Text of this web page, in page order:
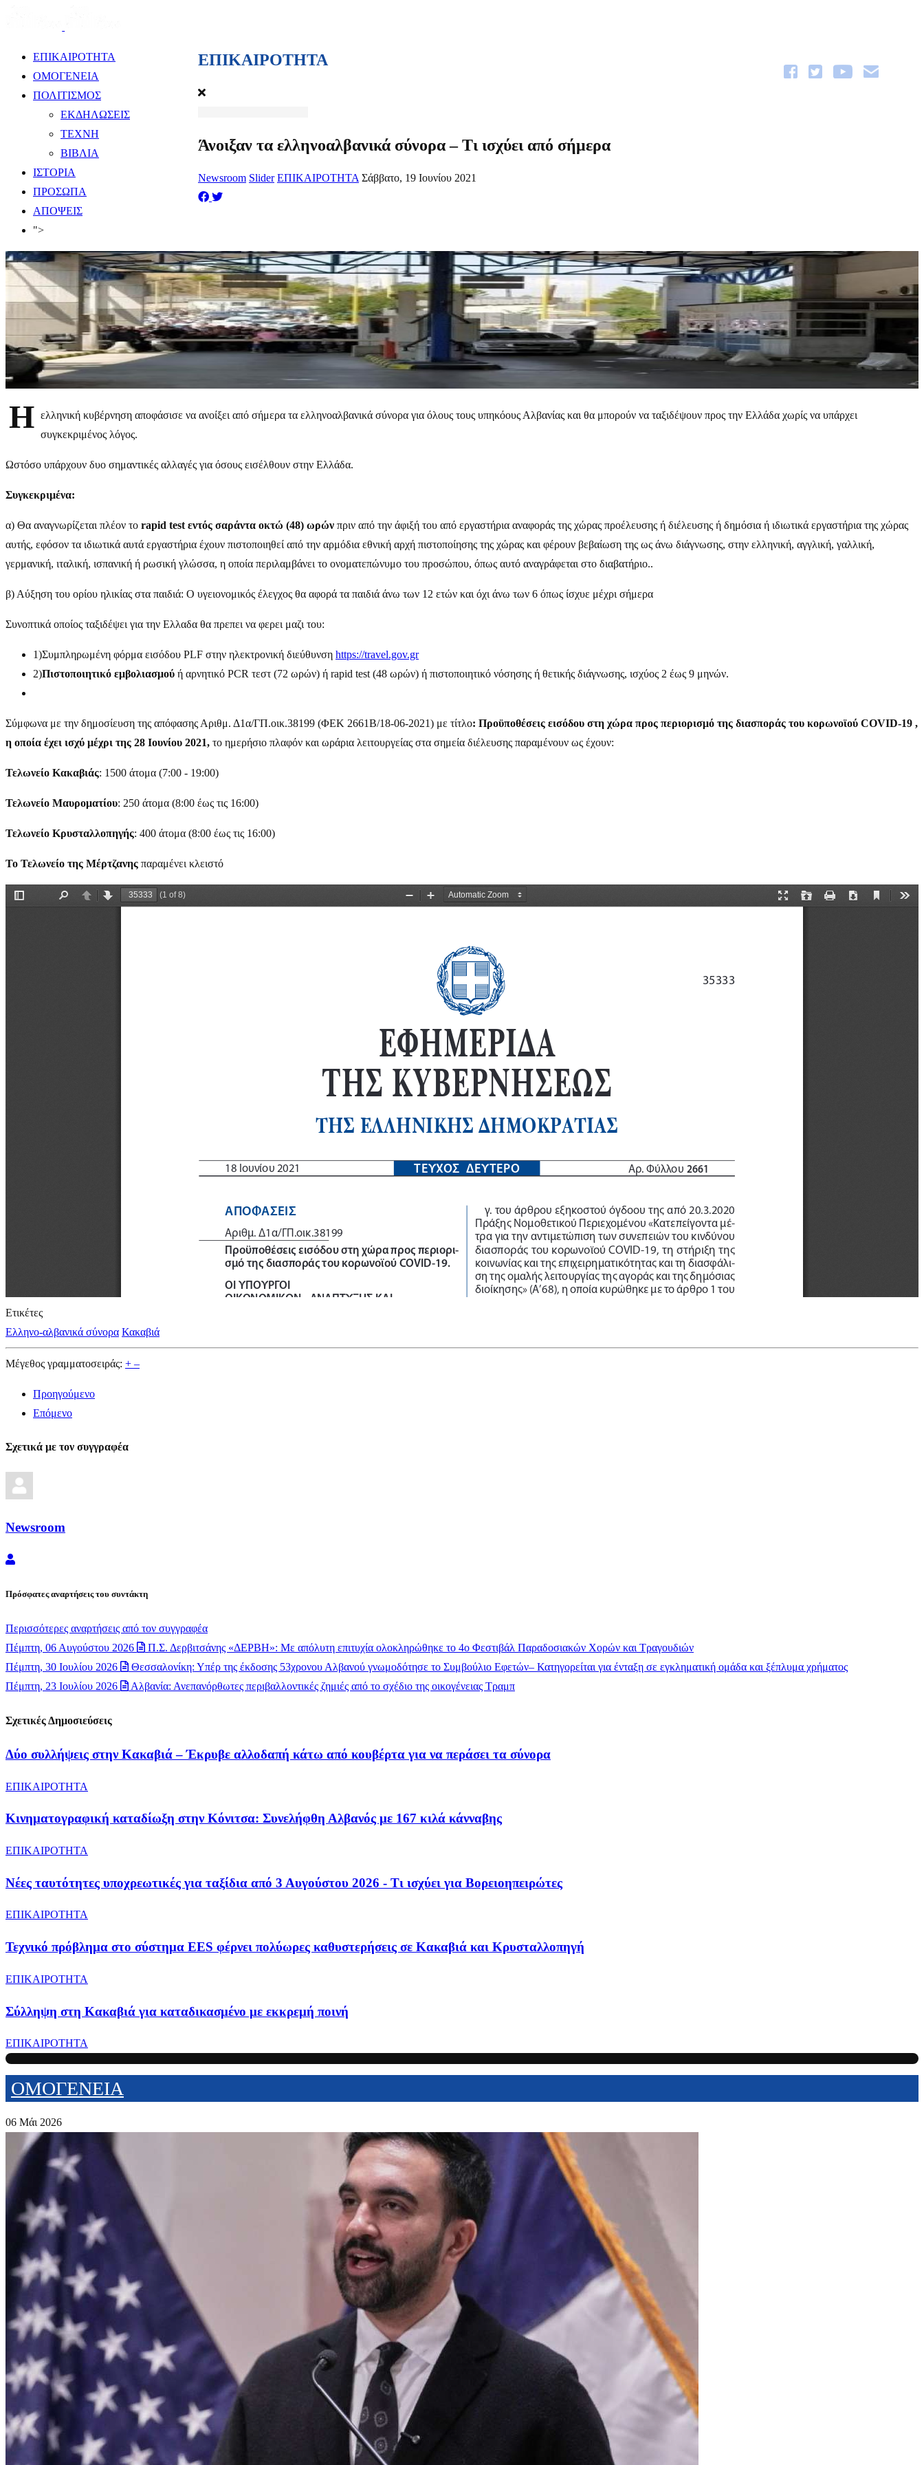
ΕΠΙΚΑΙΡΟΤΗΤΑ
ΟΜΟΓΕΝΕΙΑ
ΠΟΛΙΤΙΣΜΟΣ
ΕΚΔΗΛΩΣΕΙΣ
ΤΕΧΝΗ
ΒΙΒΛΙΑ
ΙΣΤΟΡΙΑ
ΠΡΟΣΩΠΑ
ΑΠΟΨΕΙΣ
">
ΕΠΙΚΑΙΡΟΤΗΤΑ
​Άνοιξαν τα ελληνοαλβανικά σύνορα – Τι ισχύει από σήμερα
Newsroom Slider ΕΠΙΚΑΙΡΟΤΗΤΑ Σάββατο, 19 Ιουνίου 2021
Η ελληνική κυβέρνηση αποφάσισε να ανοίξει από σήμερα τα ελληνοαλβανικά σύνορα για όλους τους υπηκόους Αλβανίας και θα μπορούν να ταξιδέψουν προς την Ελλάδα χωρίς να υπάρχει
συγκεκριμένος λόγος.
Ωστόσο υπάρχουν δυο σημαντικές αλλαγές για όσους εισέλθουν στην Ελλάδα.
Συγκεκριμένα:
α) Θα αναγνωρίζεται πλέον το rapid test εντός σαράντα οκτώ (48) ωρών πριν από την άφιξή του από εργαστήρια αναφοράς της χώρας προέλευσης ή διέλευσης ή δημόσια ή ιδιωτικά εργαστήρια της χώρας
αυτής, εφόσον τα ιδιωτικά αυτά εργαστήρια έχουν πιστοποιηθεί από την αρμόδια εθνική αρχή πιστοποίησης της χώρας και φέρουν βεβαίωση της ως άνω διάγνωσης, στην ελληνική, αγγλική, γαλλική,
γερμανική, ιταλική, ισπανική ή ρωσική γλώσσα, η οποία περιλαμβάνει το ονοματεπώνυμο του προσώπου, όπως αυτό αναγράφεται στο διαβατήριο..
β) Αύξηση του ορίου ηλικίας στα παιδιά: Ο υγειονομικός έλεγχος θα αφορά τα παιδιά άνω των 12 ετών και όχι άνω των 6 όπως ίσχυε μέχρι σήμερα
Συνοπτικά οποίος ταξιδέψει για την Ελλαδα θα πρεπει να φερει μαζι του:
1)Συμπληρωμένη φόρμα εισόδου PLF στην ηλεκτρονική διεύθυνση https://travel.gov.gr
2)Πιστοποιητικό εμβολιασμού ή αρνητικό PCR τεστ (72 ωρών) ή rapid test (48 ωρών) ή πιστοποιητικό νόσησης ή θετικής διάγνωσης, ισχύος 2 έως 9 μηνών.
Σύμφωνα με την δημοσίευση της απόφασης Αριθμ. Δ1α/ΓΠ.οικ.38199 (ΦΕΚ 2661Β/18-06-2021) με τίτλο: Προϋποθέσεις εισόδου στη χώρα προς περιορισμό της διασποράς του κορωνοϊού COVID-19 ,
η οποία έχει ισχύ μέχρι της 28 Ιουνίου 2021, το ημερήσιο πλαφόν και ωράρια λειτουργείας στα σημεία διέλευσης παραμένουν ως έχουν:
Τελωνείο Κακαβιάς: 1500 άτομα (7:00 - 19:00)
Τελωνείο Μαυροματίου: 250 άτομα (8:00 έως τις 16:00)
Τελωνείο Κρυσταλλοπηγής: 400 άτομα (8:00 έως τις 16:00)
Το Τελωνείο της Μέρτζανης παραμένει κλειστό
Ετικέτες
Ελληνο-αλβανικά σύνορα Κακαβιά
Μέγεθος γραμματοσειράς: + –
Προηγούμενο
Επόμενο
Σχετικά με τον συγγραφέα
Newsroom
Newsroom
Πρόσφατες αναρτήσεις του συντάκτη
Περισσότερες αναρτήσεις από τον συγγραφέα
Πέμπτη, 06 Αυγούστου 2026
Π.Σ. Δερβιτσάνης «ΔΕΡΒΗ»: Με απόλυτη επιτυχία ολοκληρώθηκε το 4ο Φεστιβάλ Παραδοσιακών Χορών και Τραγουδιών
Πέμπτη, 30 Ιουλίου 2026
Θεσσαλονίκη: Υπέρ της έκδοσης 53χρονου Αλβανού γνωμοδότησε το Συμβούλιο Εφετών– Κατηγορείται για ένταξη σε εγκληματική ομάδα και ξέπλυμα χρήματος
Πέμπτη, 23 Ιουλίου 2026
Αλβανία: Ανεπανόρθωτες περιβαλλοντικές ζημιές από το σχέδιο της οικογένειας Τραμπ
Σχετικές Δημοσιεύσεις
​Δύο συλλήψεις στην Κακαβιά – Έκρυβε αλλοδαπή κάτω από κουβέρτα για να περάσει τα σύνορα
ΕΠΙΚΑΙΡΟΤΗΤΑ
Κινηματογραφική καταδίωξη στην Κόνιτσα: Συνελήφθη Αλβανός με 167 κιλά κάνναβης
ΕΠΙΚΑΙΡΟΤΗΤΑ
Νέες ταυτότητες υποχρεωτικές για ταξίδια από 3 Αυγούστου 2026 - Τι ισχύει για Βορειοηπειρώτες
ΕΠΙΚΑΙΡΟΤΗΤΑ
Τεχνικό πρόβλημα στο σύστημα EES φέρνει πολύωρες καθυστερήσεις σε Κακαβιά και Κρυσταλλοπηγή
ΕΠΙΚΑΙΡΟΤΗΤΑ
Σύλληψη στη Κακαβιά για καταδικασμένο με εκκρεμή ποινή
ΕΠΙΚΑΙΡΟΤΗΤΑ
ΟΜΟΓΕΝΕΙΑ
06 Μάι 2026